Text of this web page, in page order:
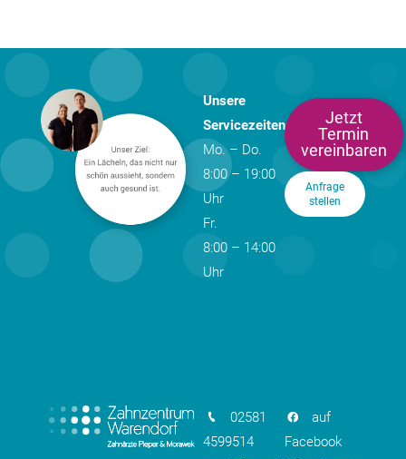
Unsere
Servicezeiten
Mo. – Do.
8:00 – 19:00
Uhr
Fr.
8:00 – 14:00
Uhr
Jetzt
Termin
vereinbaren
Anfrage
stellen
02581
4599514
auf
Facebook